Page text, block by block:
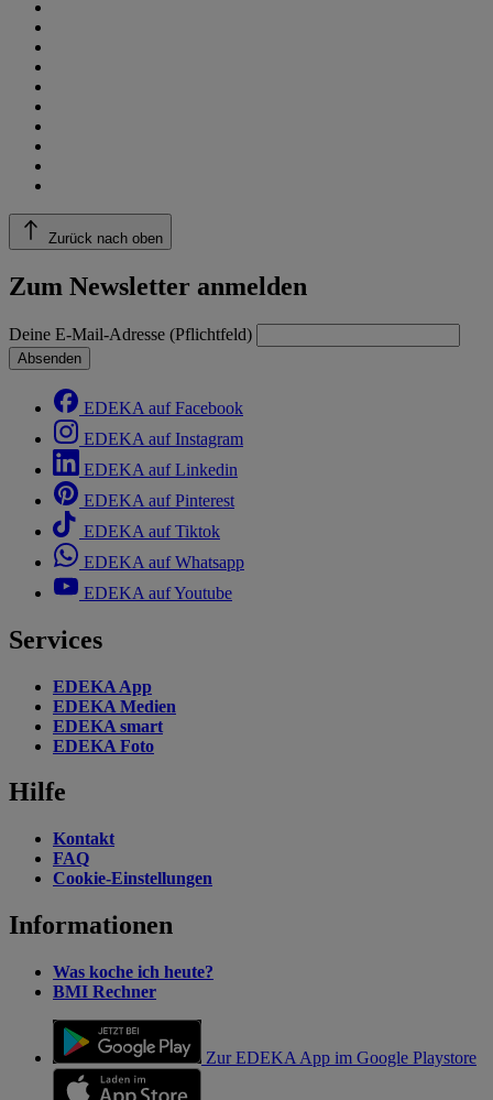
Zurück nach oben
Zum Newsletter anmelden
Deine E-Mail-Adresse (Pflichtfeld)
Absenden
EDEKA auf Facebook
EDEKA auf Instagram
EDEKA auf Linkedin
EDEKA auf Pinterest
EDEKA auf Tiktok
EDEKA auf Whatsapp
EDEKA auf Youtube
Services
EDEKA App
EDEKA Medien
EDEKA smart
EDEKA Foto
Hilfe
Kontakt
FAQ
Cookie-Einstellungen
Informationen
Was koche ich heute?
BMI Rechner
Zur EDEKA App im Google Playstore